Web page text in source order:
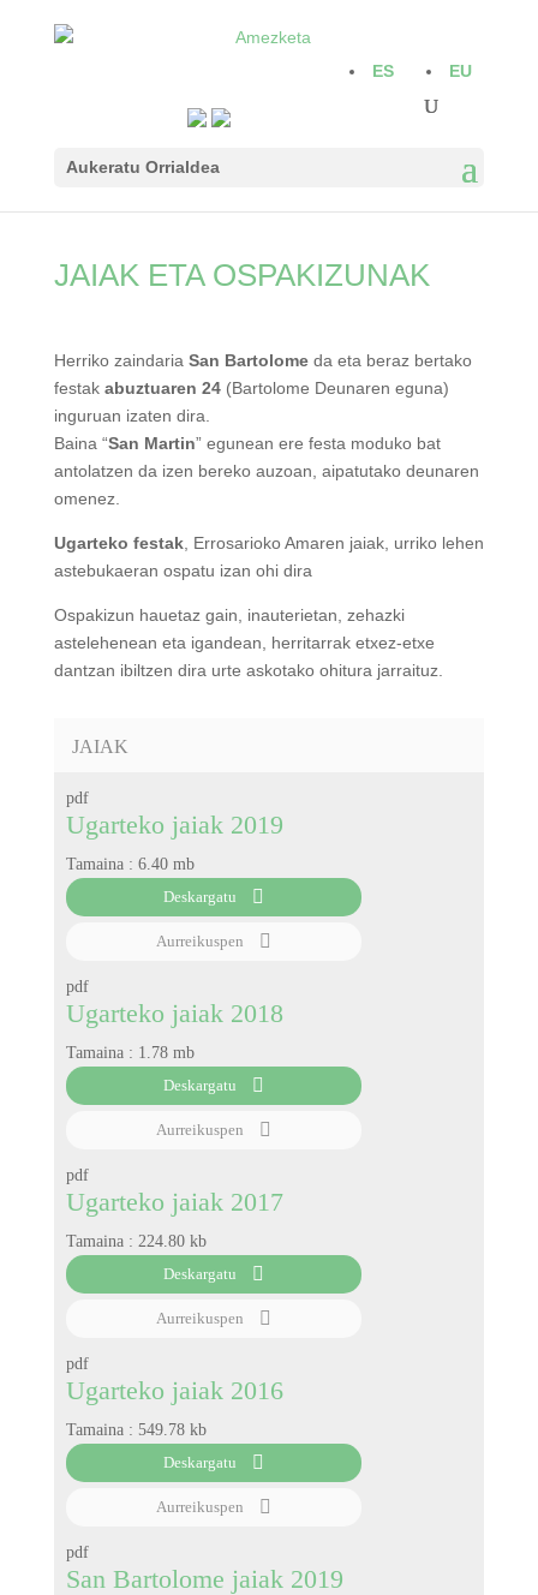
Aukeratu Orrialdea
ES EU
JAIAK ETA OSPAKIZUNAK
Herriko zaindaria San Bartolomeda eta beraz bertako
festakabuztuaren 24(Bartolome Deunaren eguna)
inguruan izaten dira.
Baina “San Martin” egunean ere festa moduko bat
antolatzen da izen bereko auzoan, aipatutako deunaren
omenez.
Ugarteko festak, Errosarioko Amaren jaiak, urriko lehen
astebukaeran ospatu izan ohi dira
Ospakizun hauetaz gain, inauterietan, zehazki
astelehenean eta igandean, herritarrak etxez-etxe
dantzan ibiltzen dira urte askotako ohitura jarraituz.
JAIAK
pdf
Ugarteko jaiak 2019
Tamaina : 6.40 mb
Deskargatu
Aurreikuspen
pdf
Ugarteko jaiak 2018
Tamaina : 1.78 mb
Deskargatu
Aurreikuspen
pdf
Ugarteko jaiak 2017
Tamaina : 224.80 kb
Deskargatu
Aurreikuspen
pdf
Ugarteko jaiak 2016
Tamaina : 549.78 kb
Deskargatu
Aurreikuspen
pdf
San Bartolome jaiak 2019